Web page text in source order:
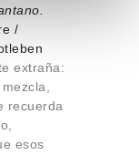
/
extraña:
recuerda
esos